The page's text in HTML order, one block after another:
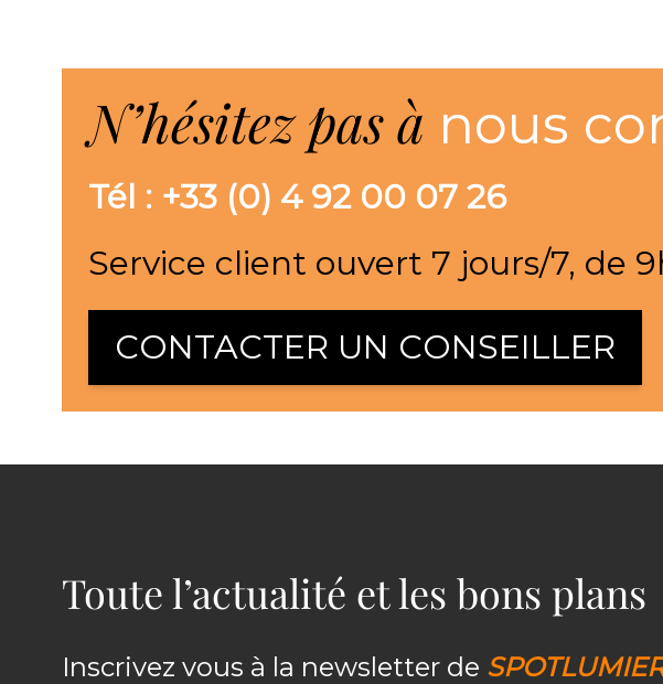
N’hésitez pas à nous
Tél : +33 (0) 4 92 00 07 26
Service client ouvert 7 jours/7, de
CONTACTER UN CONSEILLER
Toute l’actualité et les bons plans
Inscrivez vous à la newsletter de